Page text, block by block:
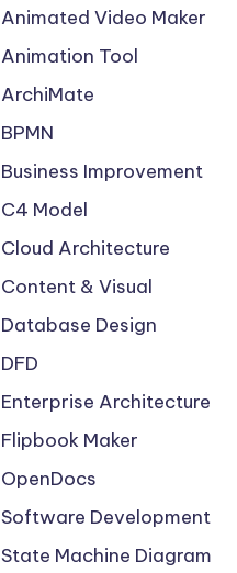
Animated Video Maker
Animation Tool
ArchiMate
BPMN
Business Improvement
C4 Model
Cloud Architecture
Content & Visual
Database Design
DFD
Enterprise Architecture
Flipbook Maker
OpenDocs
Software Development
State Machine Diagram